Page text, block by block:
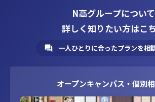
N高グループについて
詳しく知りたい方はこ
一人ひとりに合ったプランを相
オープンキャンパス・個別